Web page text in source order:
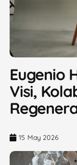
Eugenio
Visi,
15 May 2026